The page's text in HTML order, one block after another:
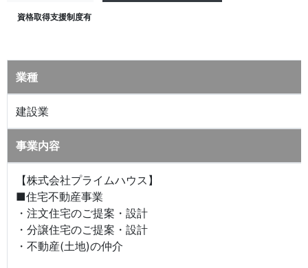
資格取得支援制度有
業種
建設業
事業内容
【株式会社プライムハウス】
■住宅不動産事業
・注文住宅のご提案・設計
・分譲住宅のご提案・設計
・不動産(土地)の仲介